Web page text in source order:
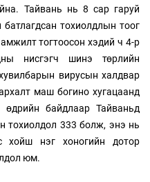
Тайвань нь 8 сар гаруй
тохиолдлын тоог
тогтоосон хэдий ч 4-р
нисгэгч шинэ төрлийн
вирусын халдвар
маш богино хугацаанд
байдлаар Тайваньд
тохиолдол 333 болж, энэ нь
хойш нэг хоногийн дотор
юм.